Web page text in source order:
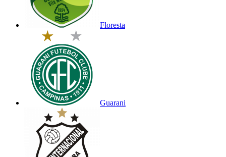
Floresta
Guarani